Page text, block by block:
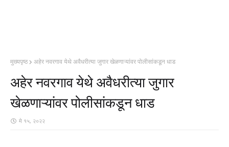
मुख्यपृष्ठ अहेर नवरगाव येथे अवैधरीत्या जुगार खेळणाऱ्यांवर पोलीसांकडून धाड
अहेर नवरगाव येथे अवैधरीत्या जुगार
खेळणाऱ्यांवर पोलीसांकडून धाड
मे १५, २०२२